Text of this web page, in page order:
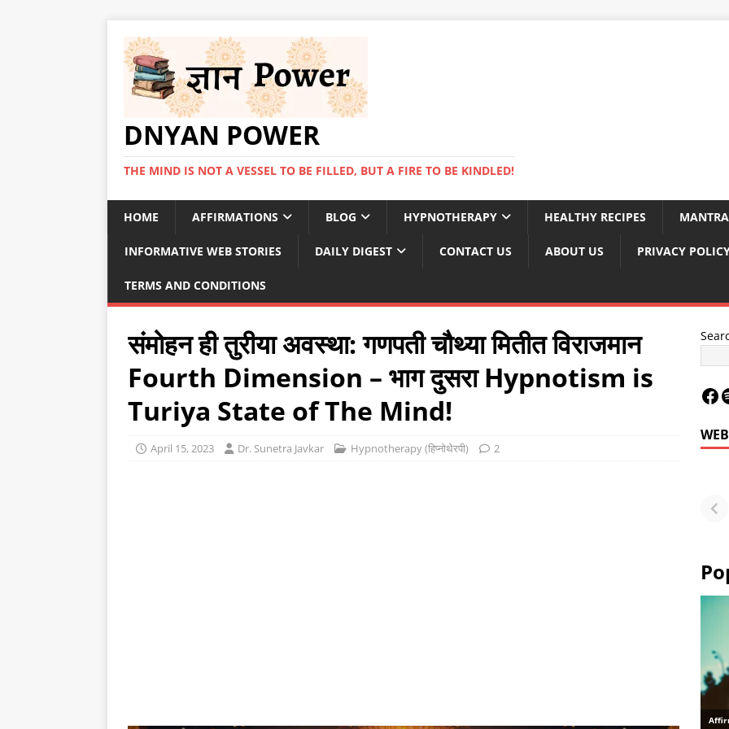
DNYAN POWER
THE MIND IS NOT A VESSEL TO BE FILLED, BUT A FIRE TO BE KINDLED!
HOME AFFIRMATIONS BLOG HYPNOTHERAPY HEALTHY RECIPES
INFORMATIVE WEB STORIES DAILY DIGEST CONTACT US ABOUT US PRIVACY
TERMS AND CONDITIONS
संमोहन ही तुरीया अवस्था: गणपती चौथ्या मितीत विराजमान
Fourth Dimension – भाग दुसरा Hypnotism is
Turiya State of The Mind!
April 15, 2023 Dr. Sunetra Javkar Hypnotherapy (हिप्नोथेरपी) 2